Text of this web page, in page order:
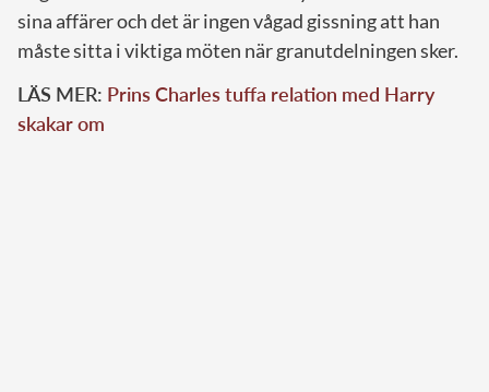
sina affärer och det är ingen vågad gissning att han
måste sitta i viktiga möten när granutdelningen sker.
LÄS MER: Prins Charles tuffa relation med Harry
skakar om